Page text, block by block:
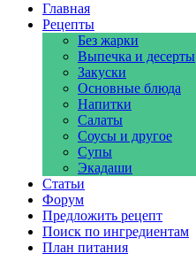
Главная
Рецепты
Без жарки
Выпечка и десерты
Закуски
Основные блюда
Напитки
Салаты
Соусы и другое
Супы
Экадаши
Статьи
Форум
Предложить рецепт
Поиск по ингредиентам
План питания